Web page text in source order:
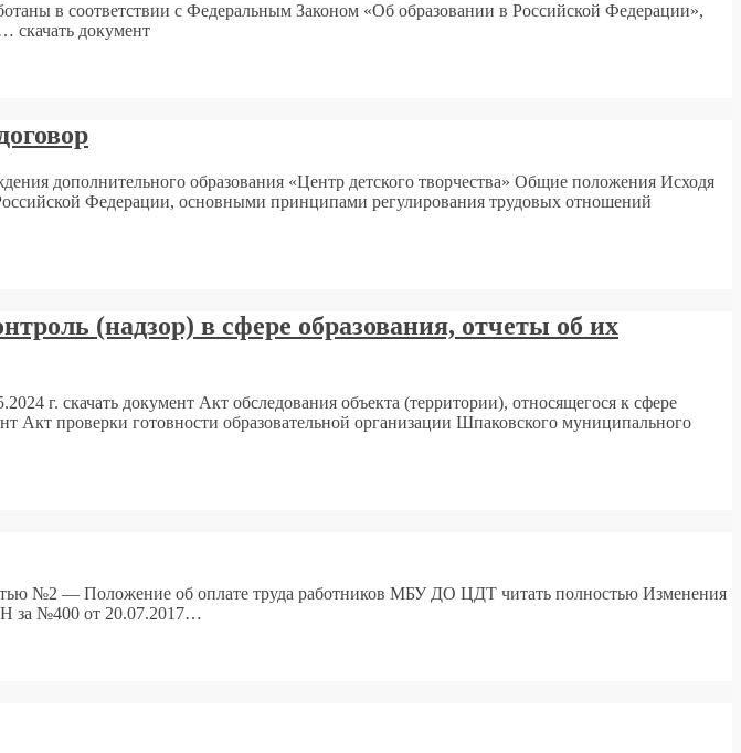
в соответствии с Федеральным Законом «Об образовании в Российской Федерации»,
скачать документ
дополнительного образования «Центр детского творчества» Общие положения Исходя
Федерации, основными принципами регулирования трудовых отношений
(надзор) в сфере образования, отчеты об их
г. скачать документ Акт обследования объекта (территории), относящегося к сфере
Акт проверки готовности образовательной организации Шпаковского муниципального
№2 — Положение об оплате труда работников МБУ ДО ЦДТ читать полностью Изменения
за №400 от 20.07.2017…